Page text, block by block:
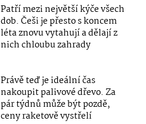
Patří mezi největší kýče všech
dob. Češi je přesto s koncem
léta znovu vytahují a dělají z
nich chloubu zahrady
Právě teď je ideální čas
nakoupit palivové dřevo. Za
pár týdnů může být pozdě,
ceny raketově vystřelí